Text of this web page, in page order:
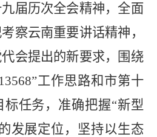
届历次全会精神，全面
察云南重要讲话精神，
会提出的新要求，围绕
”工作思路和市第十
标任务，准确把握“新型
发展定位，坚持以生态